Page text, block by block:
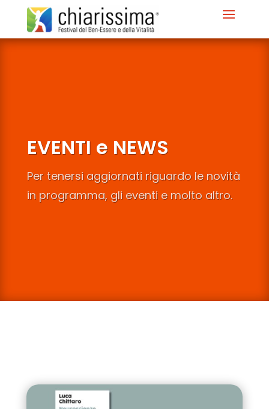
EVENTI e NEWS
Per tenersi aggiornati riguardo le novità
in programma, gli eventi e molto altro.